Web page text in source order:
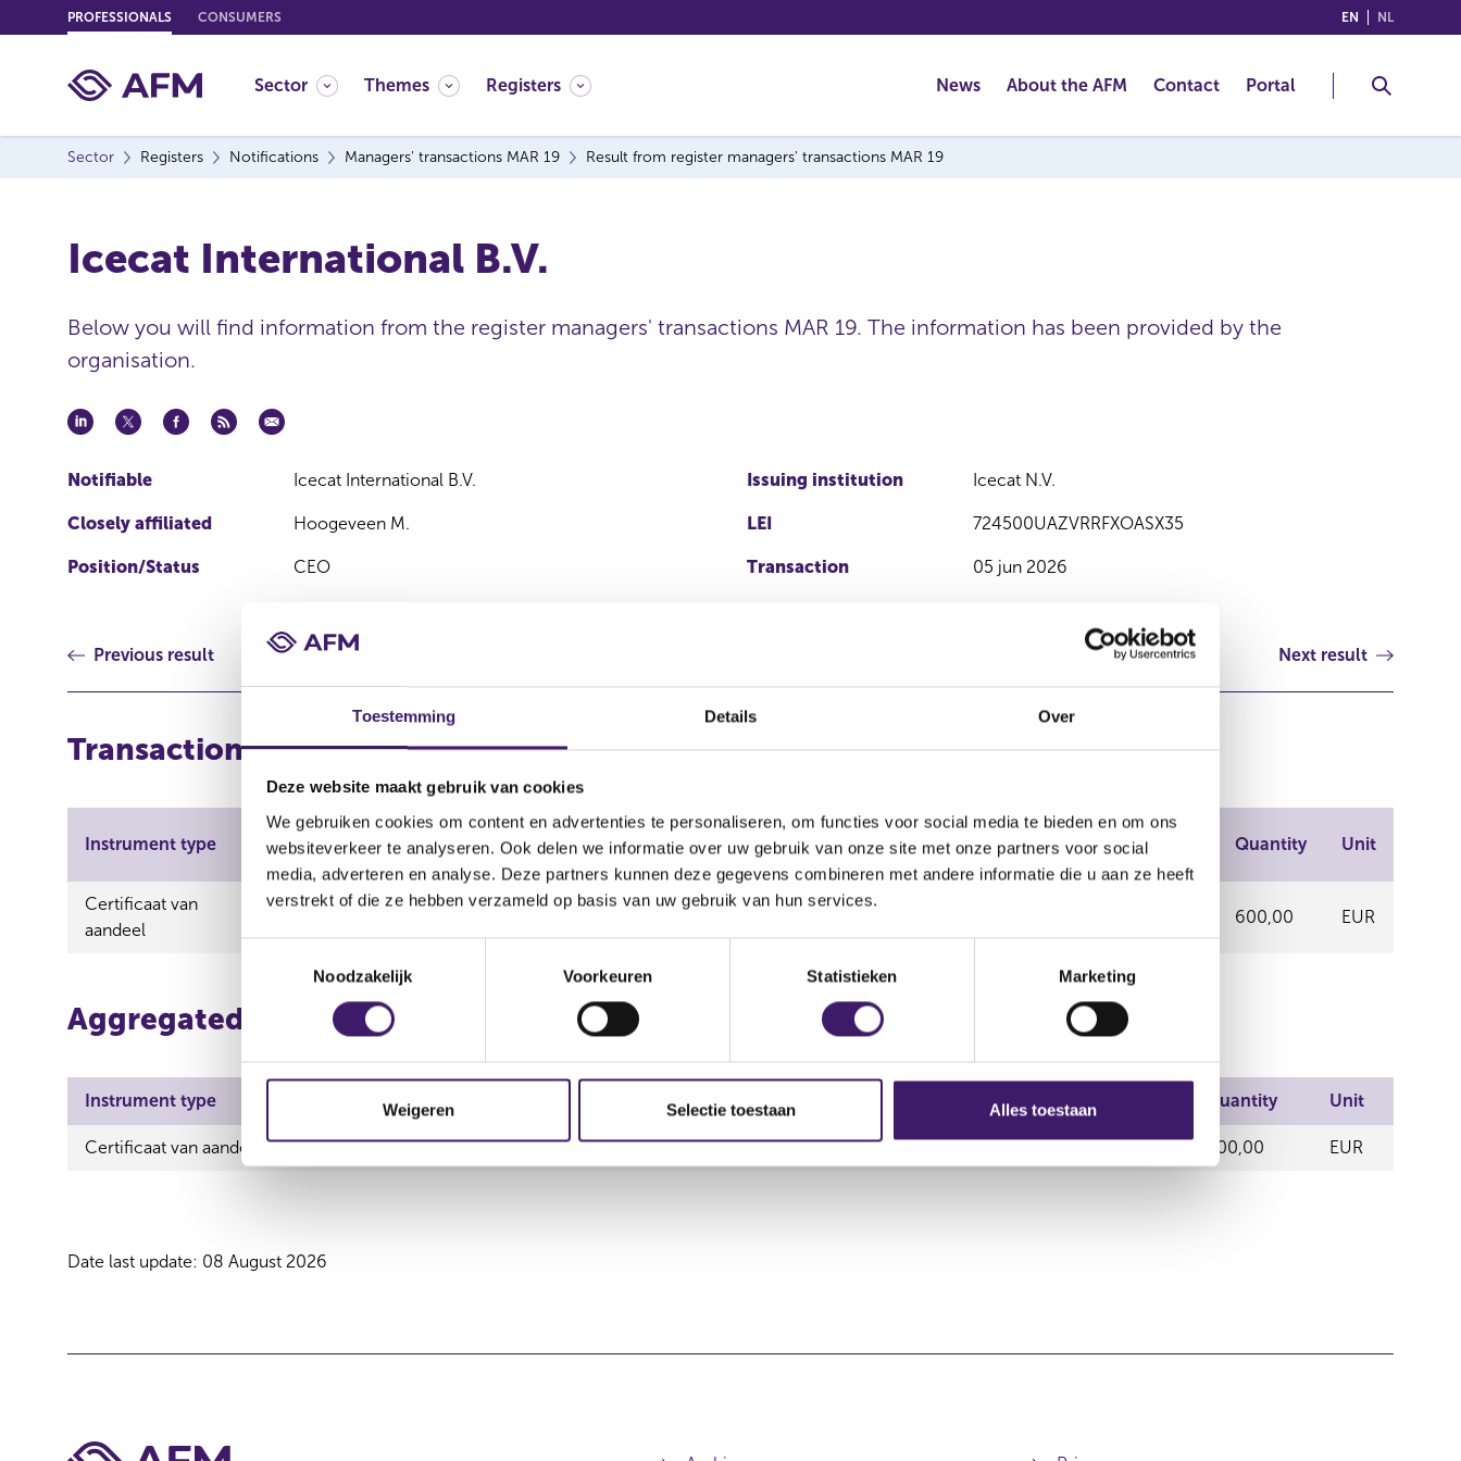
Toestemming Details Over
Deze website maakt gebruik van cookies
We gebruiken cookies om content en advertenties te personaliseren, om functies voor social media te bieden en om ons
websiteverkeer te analyseren. Ook delen we informatie over uw gebruik van onze site met onze partners voor social
media, adverteren en analyse. Deze partners kunnen deze gegevens combineren met andere informatie die u aan ze heeft
verstrekt of die ze hebben verzameld op basis van uw gebruik van hun services.
s
e
i
s
Noodzakelijk Voorkeuren Statistieken Marketing
Weigeren Selectie toestaan Alles toestaan
o
o
EN (ENGLISH)
NL
PROFESSIONALS CONSUMERS
Sector Themes Registers News About the AFM Contact Portal
Sector Registers Notifications Managers' transactions MAR 19 Result from register managers' transactions MAR 19
Icecat International B.V.
Below you will find information from the register managers' transactions MAR 19. The information has been provided by the
organisation.
Notifiable Icecat International B.V. Issuing institution Icecat N.V.
Closely affiliated Hoogeveen M. LEI 724500UAZVRRFXOASX35
Position/Status CEO Transaction 05 jun 2026
Previous result Next result
Transactions
Instrument type ISIN
Transaction
category
Transaction
type
Stock option
program
Trading
place
Quantity Unit
Certificaat van
aandeel
600,00 EUR
Aggregated information
Instrument type Transaction category Transaction type Trading place Quantity Unit
Certificaat van aandeel NL0012751226 Verwerving Koop NPEX 10,98 600,00 EUR
Date last update: 08 August 2026